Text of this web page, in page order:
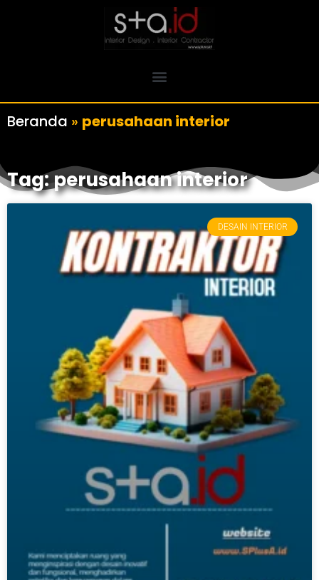
Beranda » perusahaan interior
Tag: perusahaan interior
DESAIN INTERIOR